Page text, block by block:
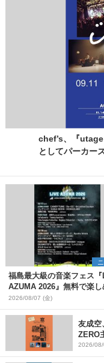
chef’s、『
としてパーカー
福島最大級の音楽フェス
AZUMA 2026』無料で楽し
ECHO STAGEの出演アーテ
トを発表
2026/08/07 (金)
友成空
ZERO
決定
2026/08/